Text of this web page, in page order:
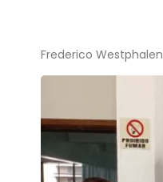
Frederico Westphalen